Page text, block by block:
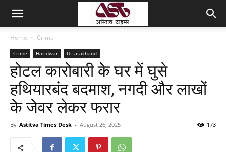
Home Crime
Crime Haridwar Uttarakhand
होटल कारोबारी के घर में घुसे
हथियारबंद बदमाश, नगदी और लाखों
के जेवर लेकर फरार
By Astitva Times Desk - August 26, 2025 173